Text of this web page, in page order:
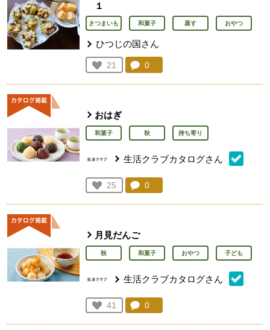
１
さつまいも 和菓子 蒸す おやつ
ひつじの国さん
お気に入り登録：
21
人が登録
コメント：
0
おはぎ
和菓子 秋 持ち寄り
生活クラブカタログさん
お気に入り登録：
25
人が登録
コメント：
0
月見だんご
秋 和菓子 おやつ 子ども
生活クラブカタログさん
お気に入り登録：
41
人が登録
コメント：
0